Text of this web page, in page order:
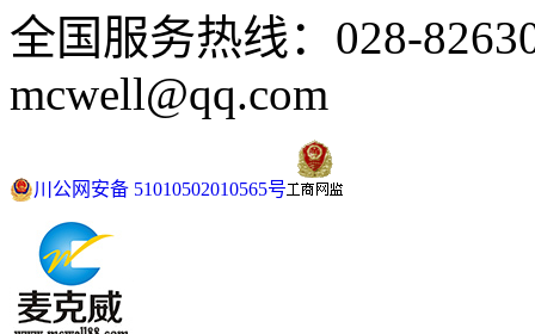
全国服务热线：028-
mcwell@qq.com
川公网安备 51010502010565号